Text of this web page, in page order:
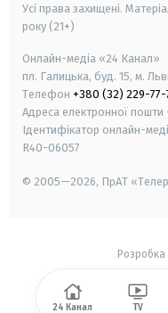
Усі права захищені.
року (21+)
Онлайн-медіа «24 Канал»
пл. Галицька, буд. 15, м.
Телефон +380 (32) 229-77-
Адреса електронної пошти
Ідентифікатор онлайн-
R40-06057
© 2005—2026, ПрАТ
Розробка
24 Канал TV